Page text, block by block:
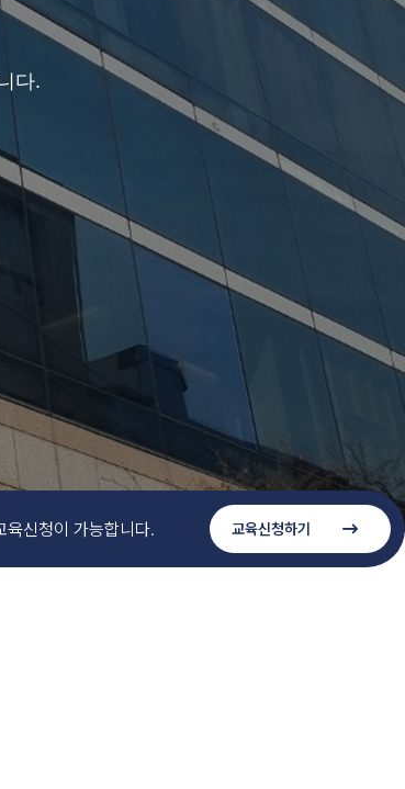
다.
육신청이 가능합니다. 교육신청하기